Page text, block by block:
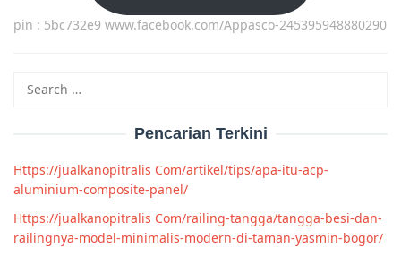
pin : 5bc732e9 www.facebook.com/Appasco-245395948880290
for:
Pencarian Terkini
Https://jualkanopitralis Com/artikel/tips/apa-itu-acp-
aluminium-composite-panel/
Https://jualkanopitralis Com/railing-tangga/tangga-besi-dan-
railingnya-model-minimalis-modern-di-taman-yasmin-bogor/